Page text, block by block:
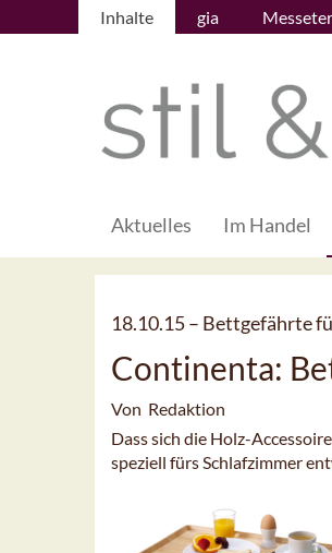
Inhalte gia
Aktuelles Im Handel
18.10.15 – Bettgefährte
Continenta:
Von Redaktion
Dass sich die Holz-
speziell fürs Schlafzimmer